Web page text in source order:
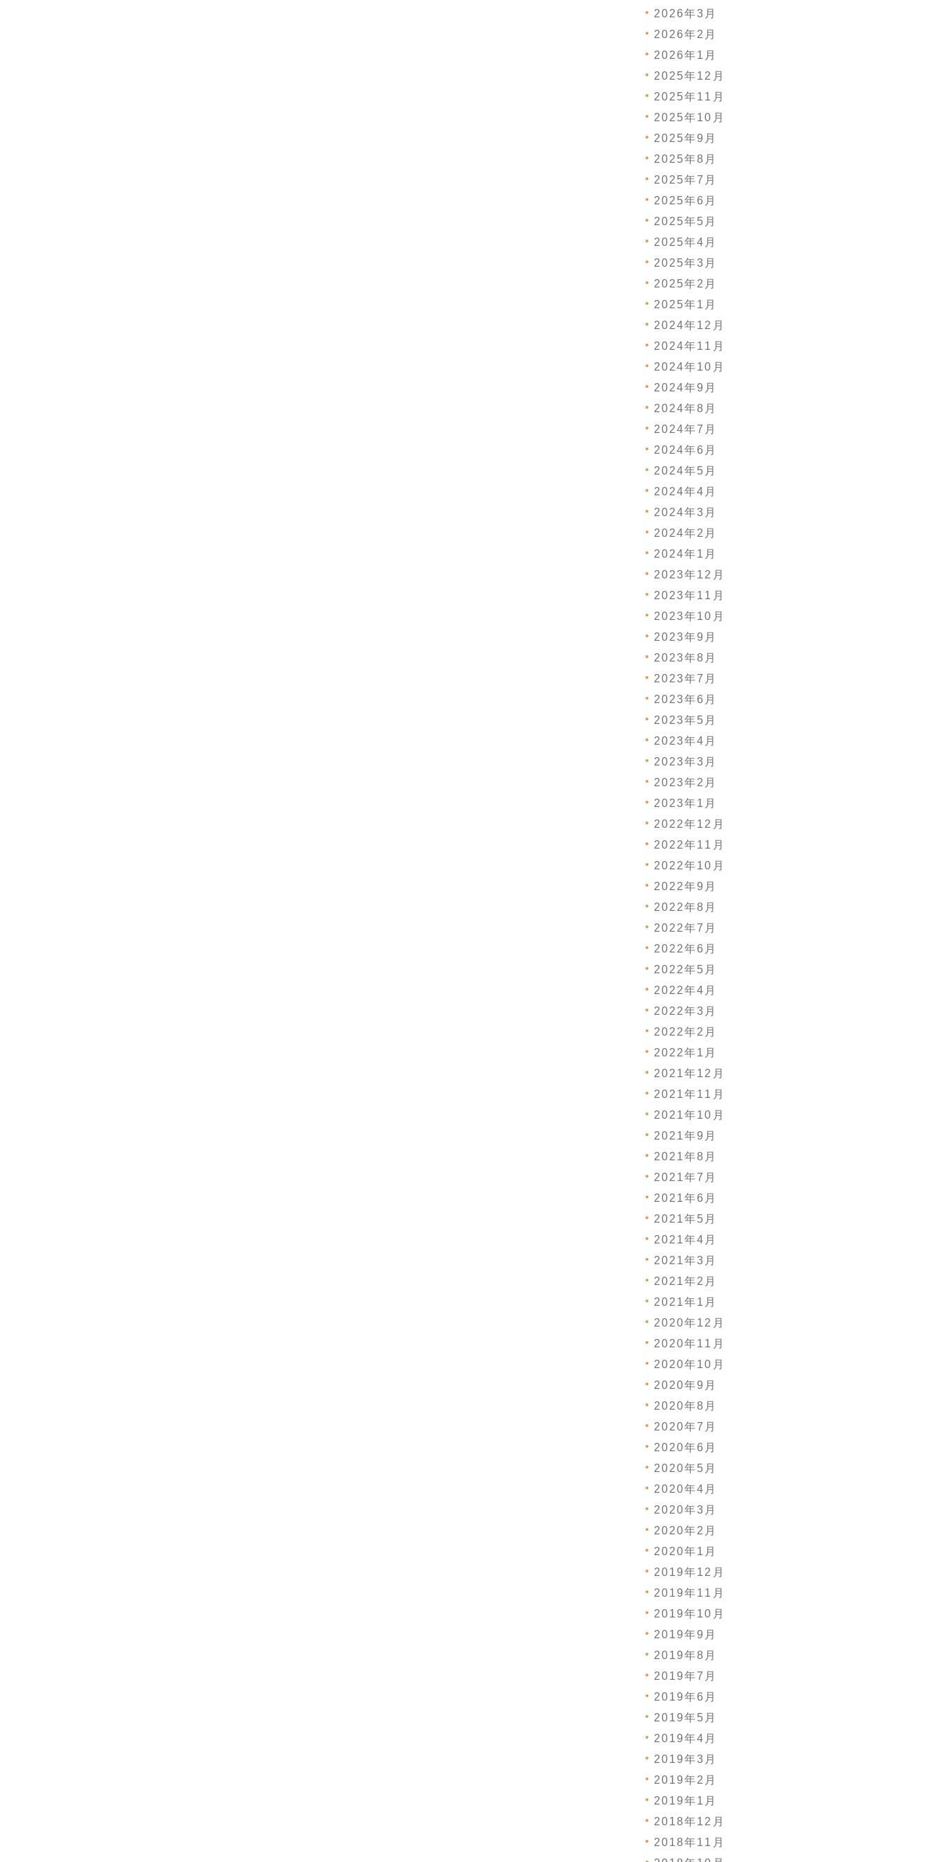
2026年3月
2026年2月
2026年1月
2025年12月
2025年11月
2025年10月
2025年9月
2025年8月
2025年7月
2025年6月
2025年5月
2025年4月
2025年3月
2025年2月
2025年1月
2024年12月
2024年11月
2024年10月
2024年9月
2024年8月
2024年7月
2024年6月
2024年5月
2024年4月
2024年3月
2024年2月
2024年1月
2023年12月
2023年11月
2023年10月
2023年9月
2023年8月
2023年7月
2023年6月
2023年5月
2023年4月
2023年3月
2023年2月
2023年1月
2022年12月
2022年11月
2022年10月
2022年9月
2022年8月
2022年7月
2022年6月
2022年5月
2022年4月
2022年3月
2022年2月
2022年1月
2021年12月
2021年11月
2021年10月
2021年9月
2021年8月
2021年7月
2021年6月
2021年5月
2021年4月
2021年3月
2021年2月
2021年1月
2020年12月
2020年11月
2020年10月
2020年9月
2020年8月
2020年7月
2020年6月
2020年5月
2020年4月
2020年3月
2020年2月
2020年1月
2019年12月
2019年11月
2019年10月
2019年9月
2019年8月
2019年7月
2019年6月
2019年5月
2019年4月
2019年3月
2019年2月
2019年1月
2018年12月
2018年11月